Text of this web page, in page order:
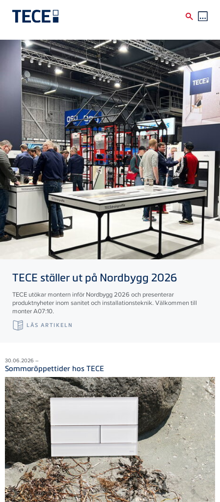
Skip to main content
TECE ställer ut på Nordbygg 2026
TECE utökar montern inför Nordbygg 2026 och presenterar
produktnyheter inom sanitet och installationsteknik. Välkommen till
monter A07:10.
LÄS ARTIKELN
30.06.2026 –
Sommaröppettider hos TECE